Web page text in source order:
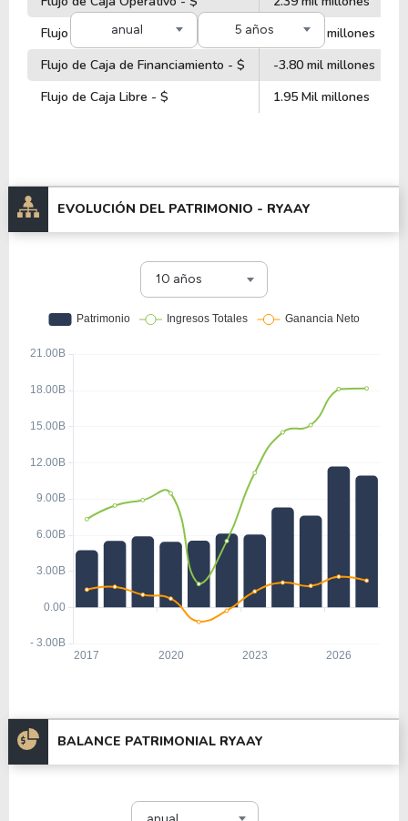
anual 5 años
Flujo de Caja de Inversiones - $
-1.55 Mil millones
Flujo de Caja de Financiamiento - $
-3.80 mil millones
Flujo de Caja Libre - $
1.95 Mil millones
EVOLUCIÓN DEL PATRIMONIO - RYAAY
10 años
BALANCE PATRIMONIAL RYAAY